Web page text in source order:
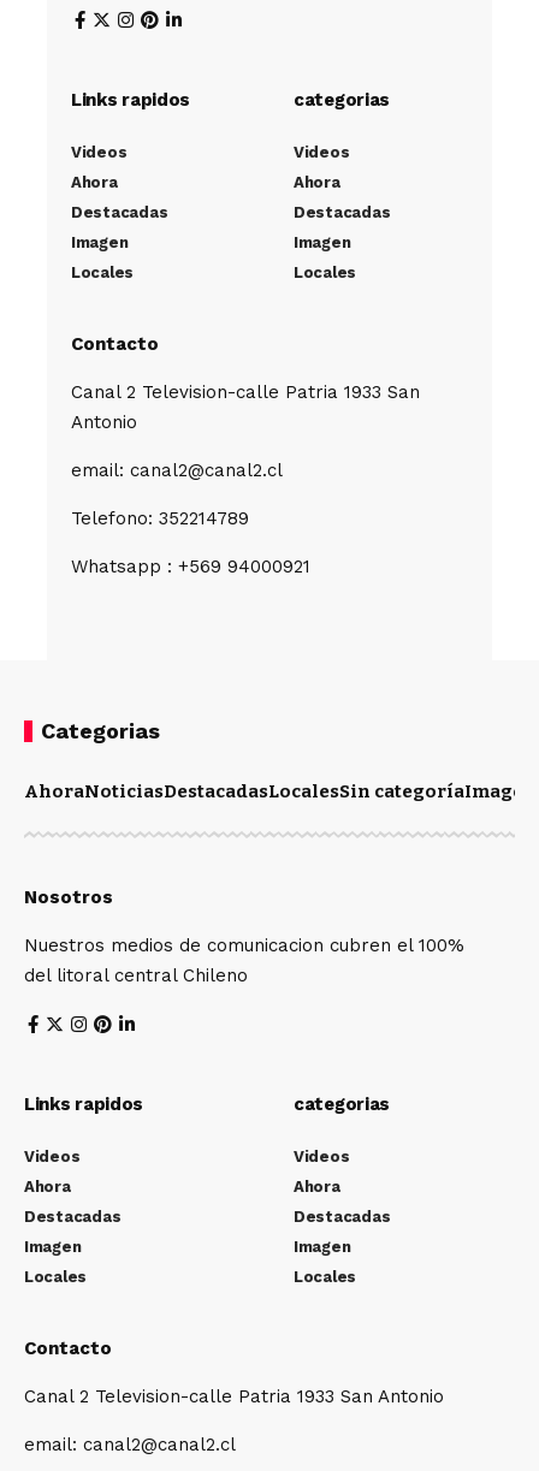
Links rapidos
Videos
Ahora
Destacadas
Imagen
Locales
categorias
Videos
Ahora
Destacadas
Imagen
Locales
Contacto
Canal 2 Television-calle Patria 1933 San
Antonio
email: canal2@canal2.cl
Telefono: 352214789
Whatsapp : +569 94000921
Categorias
AhoraNoticiasDestacadasLocalesSin categoríaImagen
Nosotros
Nuestros medios de comunicacion cubren el 100%
del litoral central Chileno
Links rapidos
Videos
Ahora
Destacadas
Imagen
Locales
categorias
Videos
Ahora
Destacadas
Imagen
Locales
Contacto
Canal 2 Television-calle Patria 1933 San Antonio
email: canal2@canal2.cl